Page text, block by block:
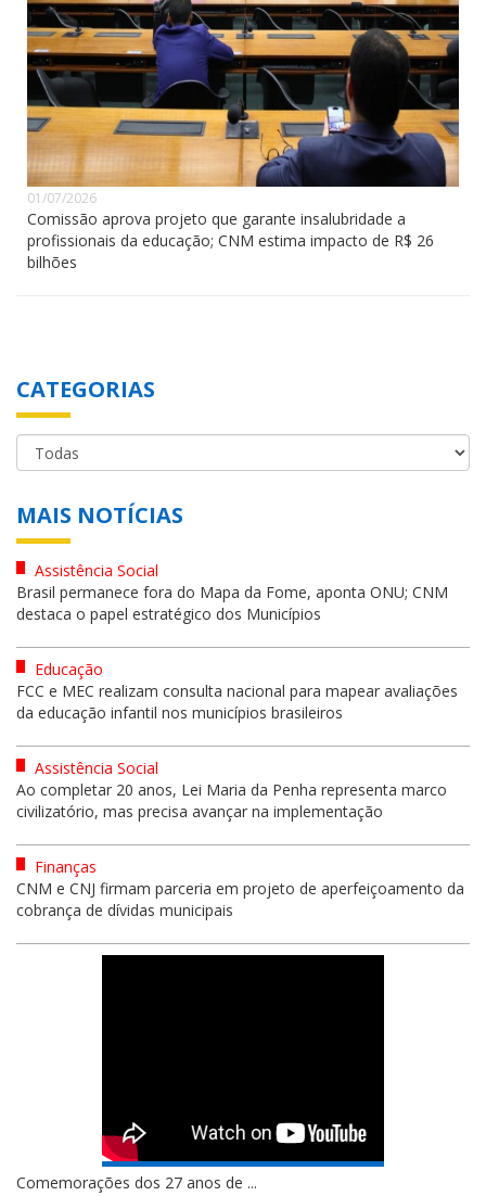
01/07/2026
Comissão aprova projeto que garante insalubridade a
profissionais da educação; CNM estima impacto de R$ 26
bilhões
CATEGORIAS
MAIS NOTÍCIAS
Assistência Social
Brasil permanece fora do Mapa da Fome, aponta ONU; CNM
destaca o papel estratégico dos Municípios
Educação
FCC e MEC realizam consulta nacional para mapear avaliações
da educação infantil nos municípios brasileiros
Assistência Social
Ao completar 20 anos, Lei Maria da Penha representa marco
civilizatório, mas precisa avançar na implementação
Finanças
CNM e CNJ firmam parceria em projeto de aperfeiçoamento da
cobrança de dívidas municipais
Comemorações dos 27 anos de ...